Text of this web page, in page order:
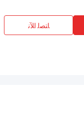
ﺎﺘﺼﻟ ﺍﻶﻧ